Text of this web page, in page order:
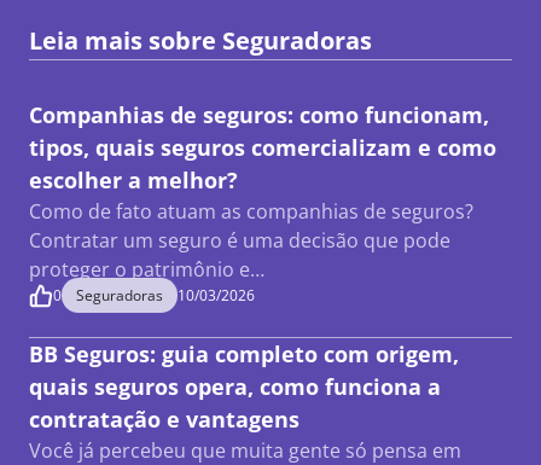
Leia mais sobre Seguradoras
Companhias de seguros: como funcionam,
tipos, quais seguros comercializam e como
escolher a melhor?
Como de fato atuam as companhias de seguros?
Contratar um seguro é uma decisão que pode
proteger o patrimônio e…
0 Seguradoras 10/03/2026
BB Seguros: guia completo com origem,
quais seguros opera, como funciona a
contratação e vantagens
Você já percebeu que muita gente só pensa em